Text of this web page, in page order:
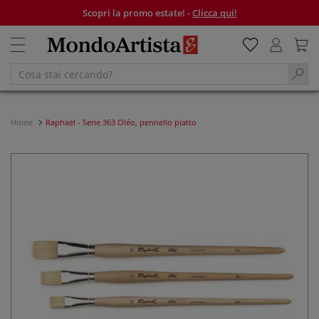
Scopri la promo estate! -Clicca qui!
Home Raphaël - Serie 363 Oléo, pennello piatto